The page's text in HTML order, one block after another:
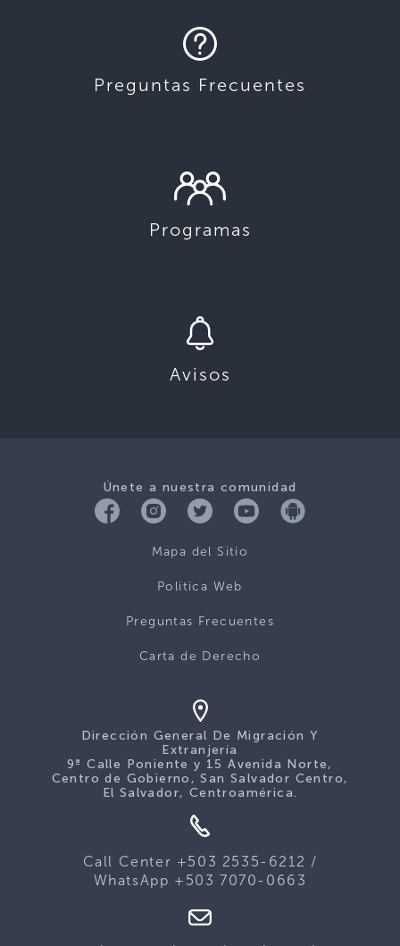
Preguntas Frecuentes
Programas
Avisos
Únete a nuestra comunidad
Mapa del Sitio
Politica Web
Preguntas Frecuentes
Carta de Derecho
Dirección General De Migración Y
Extranjería
9ª Calle Poniente y 15 Avenida Norte,
Centro de Gobierno, San Salvador Centro,
El Salvador, Centroamérica.
Call Center +503 2535-6212 /
WhatsApp +503 7070-0663